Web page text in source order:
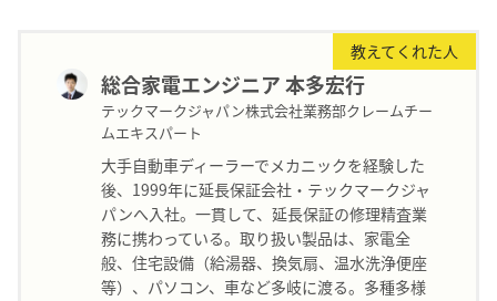
教えてくれた人
総合家電エンジニア 本多宏行
テックマークジャパン株式会社業務部クレームチー
ムエキスパート
大手自動車ディーラーでメカニックを経験した
後、1999年に延長保証会社・テックマークジャ
パンへ入社。一貫して、延長保証の修理精査業
務に携わっている。取り扱い製品は、家電全
般、住宅設備（給湯器、換気扇、温水洗浄便座
等）、パソコン、車など多岐に渡る。多種多様